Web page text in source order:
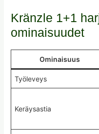
Kränzle 1+1
ominaisuudet
Ominaisuus
Työleveys
Keräysastia